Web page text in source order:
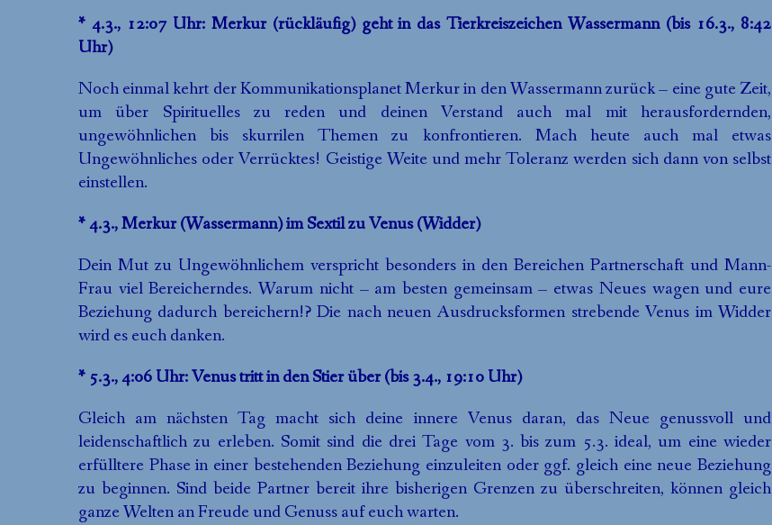
* 4.3., 12:07 Uhr: Merkur (rückläufig) geht in das Tierkreiszeichen Wassermann (bis 16.3., 8:42
Uhr)
Noch einmal kehrt der Kommunikationsplanet Merkur in den Wassermann zurück – eine gute Zeit,
um über Spirituelles zu reden und deinen Verstand auch mal mit herausfordernden,
ungewöhnlichen bis skurrilen Themen zu konfrontieren. Mach heute auch mal etwas
Ungewöhnliches oder Verrücktes! Geistige Weite und mehr Toleranz werden sich dann von selbst
einstellen.
* 4.3., Merkur (Wassermann) im Sextil zu Venus (Widder)
Dein Mut zu Ungewöhnlichem verspricht besonders in den Bereichen Partnerschaft und Mann-
Frau viel Bereicherndes. Warum nicht – am besten gemeinsam – etwas Neues wagen und eure
Beziehung dadurch bereichern!? Die nach neuen Ausdrucksformen strebende Venus im Widder
wird es euch danken.
* 5.3., 4:06 Uhr: Venus tritt in den Stier über (bis 3.4., 19:10 Uhr)
Gleich am nächsten Tag macht sich deine innere Venus daran, das Neue genussvoll und
leidenschaftlich zu erleben. Somit sind die drei Tage vom 3. bis zum 5.3. ideal, um eine wieder
erfülltere Phase in einer bestehenden Beziehung einzuleiten oder ggf. gleich eine neue Beziehung
zu beginnen. Sind beide Partner bereit ihre bisherigen Grenzen zu überschreiten, können gleich
ganze Welten an Freude und Genuss auf euch warten.